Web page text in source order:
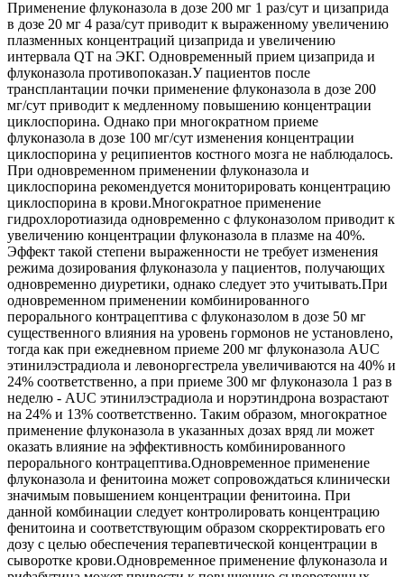
Применение флуконазола в дозе 200 мг 1 раз/сут и цизаприда
в дозе 20 мг 4 раза/сут приводит к выраженному увеличению
плазменных концентраций цизаприда и увеличению
интервала QT на ЭКГ. Одновременный прием цизаприда и
флуконазола противопоказан.У пациентов после
трансплантации почки применение флуконазола в дозе 200
мг/сут приводит к медленному повышению концентрации
циклоспорина. Однако при многократном приеме
флуконазола в дозе 100 мг/сут изменения концентрации
циклоспорина у реципиентов костного мозга не наблюдалось.
При одновременном применении флуконазола и
циклоспорина рекомендуется мониторировать концентрацию
циклоспорина в крови.Многократное применение
гидрохлоротиазида одновременно с флуконазолом приводит к
увеличению концентрации флуконазола в плазме на 40%.
Эффект такой степени выраженности не требует изменения
режима дозирования флуконазола у пациентов, получающих
одновременно диуретики, однако следует это учитывать.При
одновременном применении комбинированного
перорального контрацептива с флуконазолом в дозе 50 мг
существенного влияния на уровень гормонов не установлено,
тогда как при ежедневном приеме 200 мг флуконазола AUC
этинилэстрадиола и левоноргестрела увеличиваются на 40% и
24% соответственно, а при приеме 300 мг флуконазола 1 раз в
неделю - AUC этинилэстрадиола и норэтиндрона возрастают
на 24% и 13% соответственно. Таким образом, многократное
применение флуконазола в указанных дозах вряд ли может
оказать влияние на эффективность комбинированного
перорального контрацептива.Одновременное применение
флуконазола и фенитоина может сопровождаться клинически
значимым повышением концентрации фенитоина. При
данной комбинации следует контролировать концентрацию
фенитоина и соответствующим образом скорректировать его
дозу с целью обеспечения терапевтической концентрации в
сыворотке крови.Одновременное применение флуконазола и